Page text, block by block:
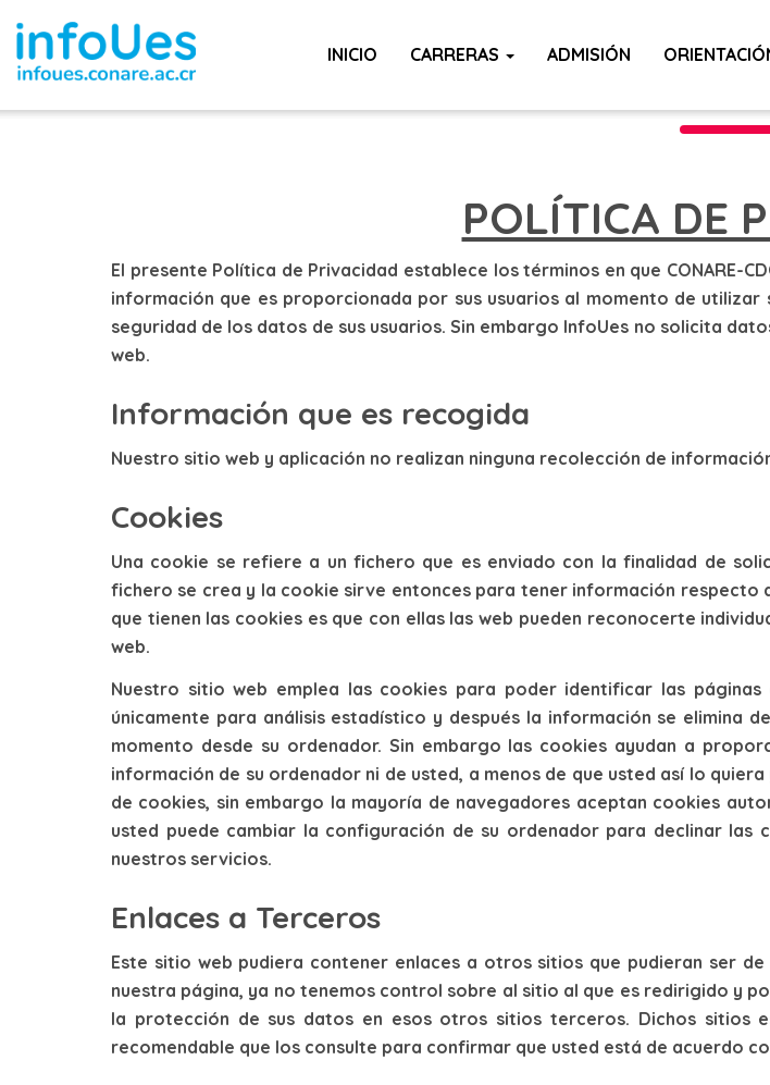
INICIO CARRERAS ADMISIÓN
TÉRMINOS Y
POLÍTICA DE
El presente Política de Privacidad establece los términos en que CONARE-
información que es proporcionada por sus usuarios al momento de
seguridad de los datos de sus usuarios. Sin embargo InfoUes no solicita
web.
Información que es recogida
Nuestro sitio web y aplicación no realizan ninguna recolección de
Cookies
Una cookie se refiere a un fichero que es enviado con la finalidad de
fichero se crea y la cookie sirve entonces para tener información
que tienen las cookies es que con ellas las web pueden reconocerte
web.
Nuestro sitio web emplea las cookies para poder identificar las
únicamente para análisis estadístico y después la información se elimina
momento desde su ordenador. Sin embargo las cookies ayudan a
información de su ordenador ni de usted, a menos de que usted así lo
de cookies, sin embargo la mayoría de navegadores aceptan cookies
usted puede cambiar la configuración de su ordenador para declinar las
nuestros servicios.
Enlaces a Terceros
Este sitio web pudiera contener enlaces a otros sitios que pudieran ser
nuestra página, ya no tenemos control sobre al sitio al que es redirigido y
la protección de sus datos en esos otros sitios terceros. Dichos sitios
recomendable que los consulte para confirmar que usted está de acuerdo